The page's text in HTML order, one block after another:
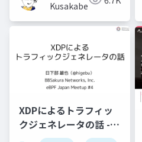
Kusakabe
XDPによるトラフィッ
クジェネレータの話 -
eBPF Meetup Japan